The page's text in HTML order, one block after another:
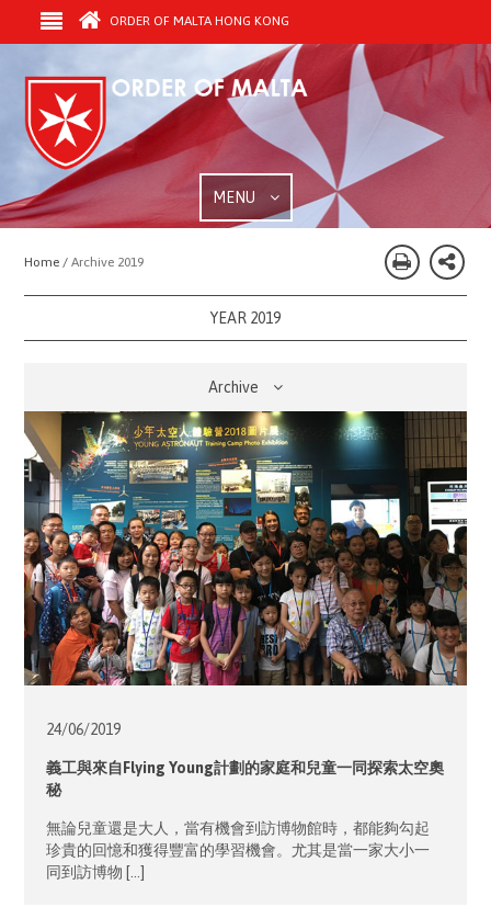
ORDER OF MALTA HONG KONG
MENU
Home / Archive 2019
YEAR 2019
Archive
24/06/2019
義工與來自Flying Young計劃的家庭和兒童一同探索太空奧
秘
無論兒童還是大人，當有機會到訪博物館時，都能夠勾起
珍貴的回憶和獲得豐富的學習機會。尤其是當一家大小一
同到訪博物 […]